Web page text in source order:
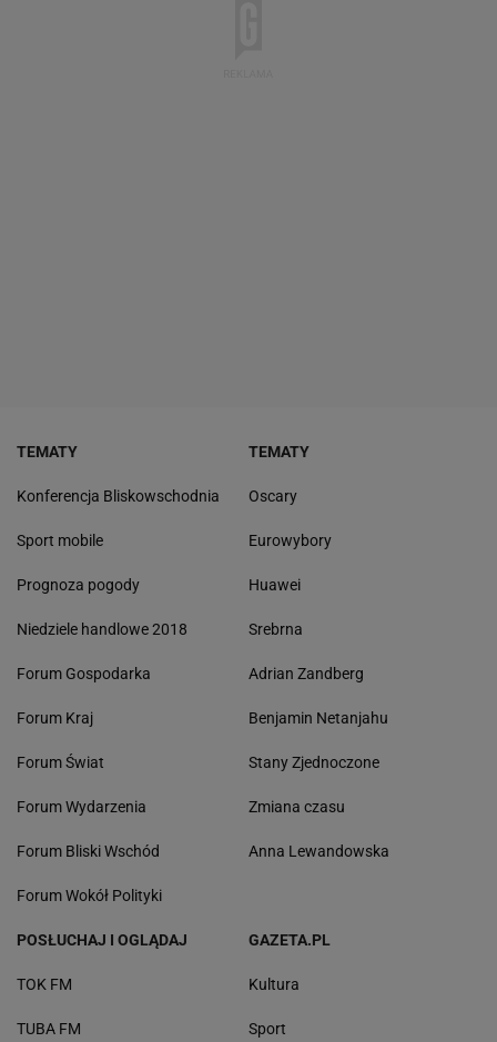
TEMATY
Konferencja Bliskowschodnia
Sport mobile
Prognoza pogody
Niedziele handlowe 2018
Forum Gospodarka
Forum Kraj
Forum Świat
Forum Wydarzenia
Forum Bliski Wschód
Forum Wokół Polityki
TEMATY
Oscary
Eurowybory
Huawei
Srebrna
Adrian Zandberg
Benjamin Netanjahu
Stany Zjednoczone
Zmiana czasu
Anna Lewandowska
POSŁUCHAJ I OGLĄDAJ
TOK FM
TUBA FM
GAZETA.PL
Kultura
Sport